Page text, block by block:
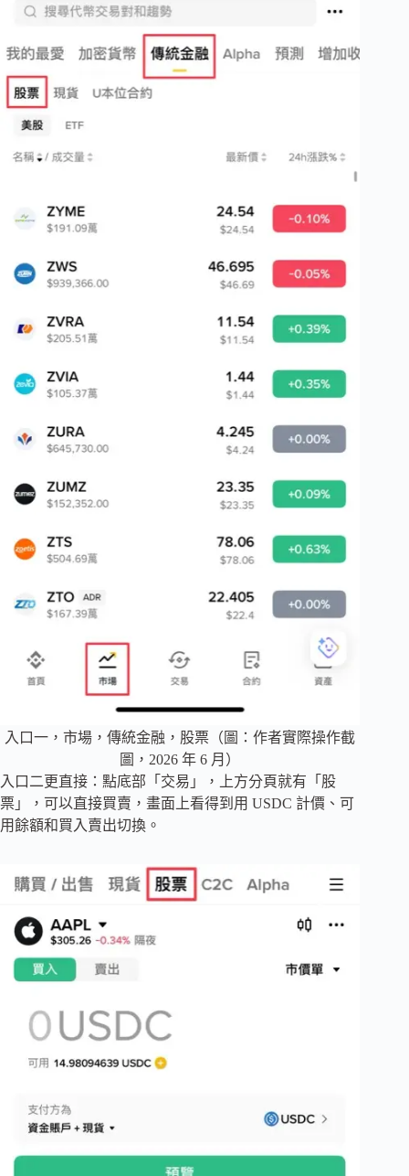
入口一，市場，傳統金融，股票（圖：作者實際操作截
圖，2026 年 6 月）
入口二更直接：點底部「交易」，上方分頁就有「股
票」，可以直接買賣，畫面上看得到用 USDC 計價、可
用餘額和買入賣出切換。